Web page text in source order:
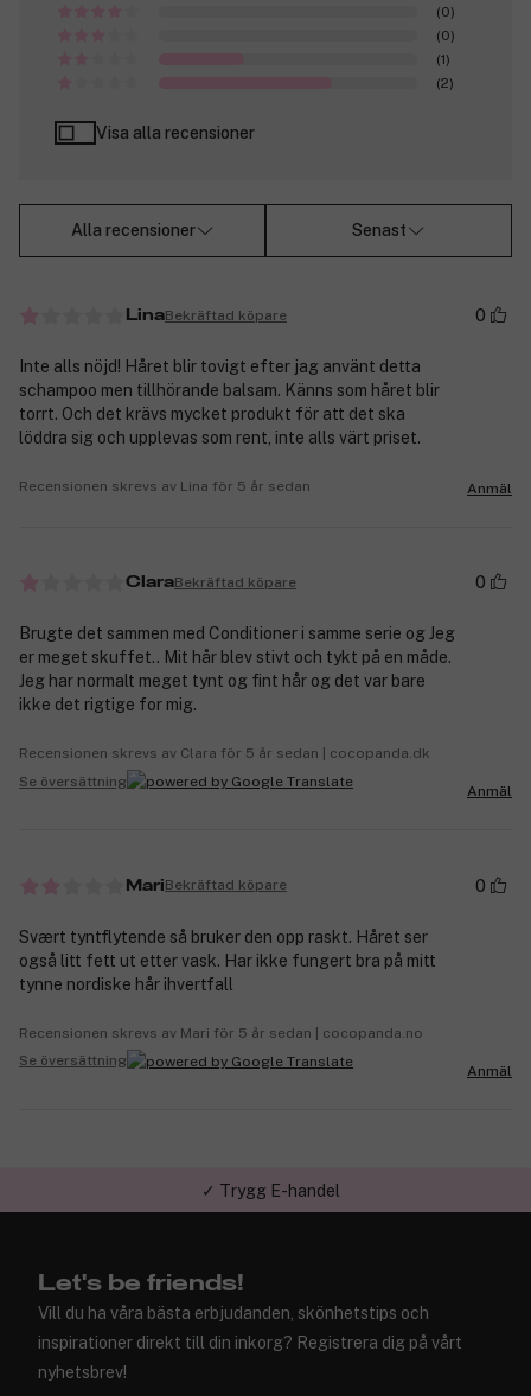
(0)
(0)
(1)
(2)
Visa alla recensioner
Alla recensioner Senast
LinaBekräftad köpare 0
Inte alls nöjd! Håret blir tovigt efter jag använt detta
schampoo men tillhörande balsam. Känns som håret blir
torrt. Och det krävs mycket produkt för att det ska
löddra sig och upplevas som rent, inte alls värt priset.
Recensionen skrevs av Lina för 5 år sedan Anmäl
ClaraBekräftad köpare 0
Brugte det sammen med Conditioner i samme serie og Jeg
er meget skuffet.. Mit hår blev stivt och tykt på en måde.
Jeg har normalt meget tynt og fint hår og det var bare
ikke det rigtige for mig.
Recensionen skrevs av Clara för 5 år sedan | cocopanda.dk
Se översättning
Anmäl
MariBekräftad köpare 0
Svært tyntflytende så bruker den opp raskt. Håret ser
også litt fett ut etter vask. Har ikke fungert bra på mitt
tynne nordiske hår ihvertfall
Recensionen skrevs av Mari för 5 år sedan | cocopanda.no
Se översättning
Anmäl
✓ Trygg E-handel
Let's be friends!
Vill du ha våra bästa erbjudanden, skönhetstips och
inspirationer direkt till din inkorg? Registrera dig på vårt
nyhetsbrev!